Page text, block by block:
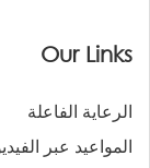
Our Links
الرعاية الفاعلة
المواعيد عبر